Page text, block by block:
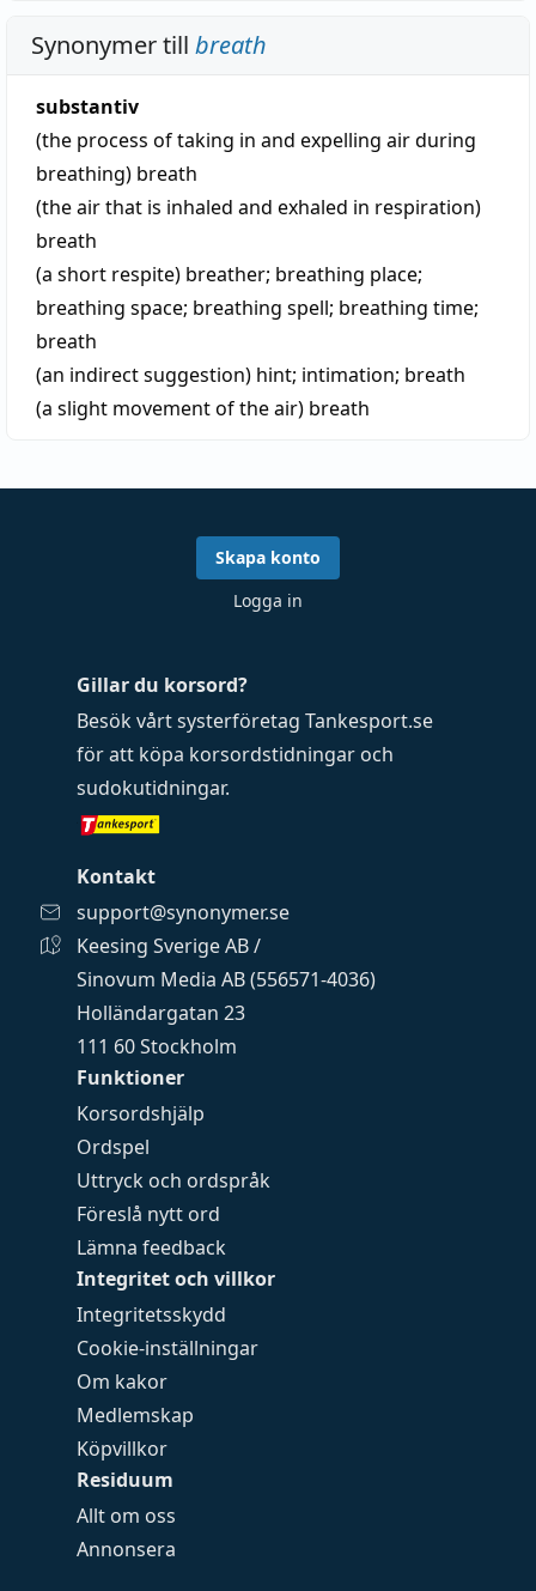
Synonymer till breath
substantiv
(the process of taking in and expelling air during
breathing) breath
(the air that is inhaled and exhaled in respiration)
breath
(a short respite) breather; breathing place;
breathing space; breathing spell; breathing time;
breath
(an indirect suggestion) hint; intimation; breath
(a slight movement of the air) breath
Funktioner
Korsordshjälp
Ordspel
Uttryck och ordspråk
Föreslå nytt ord
Lämna feedback
Integritet och villkor
Integritetsskydd
Cookie-inställningar
Om kakor
Medlemskap
Köpvillkor
Residuum
Allt om oss
Annonsera
Gillar du korsord?
Besök vårt systerföretag Tankesport.se
för att köpa korsordstidningar och
sudokutidningar.
Kontakt
support@synonymer.se
Keesing Sverige AB /
Sinovum Media AB (556571-4036)
Holländargatan 23
111 60 Stockholm
Skapa konto
Logga in